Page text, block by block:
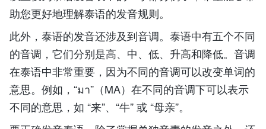
助您更好地理解泰语的发音规则。
此外，泰语的发音还涉及到音调。泰语中有五个不同
的音调，它们分别是高、中、低、升高和降低。音调
在泰语中非常重要，因为不同的音调可以改变单词的
意思。例如，“มา”（MA）在不同的音调下可以表示
不同的意思，如 “来”、“牛” 或 “母亲”。